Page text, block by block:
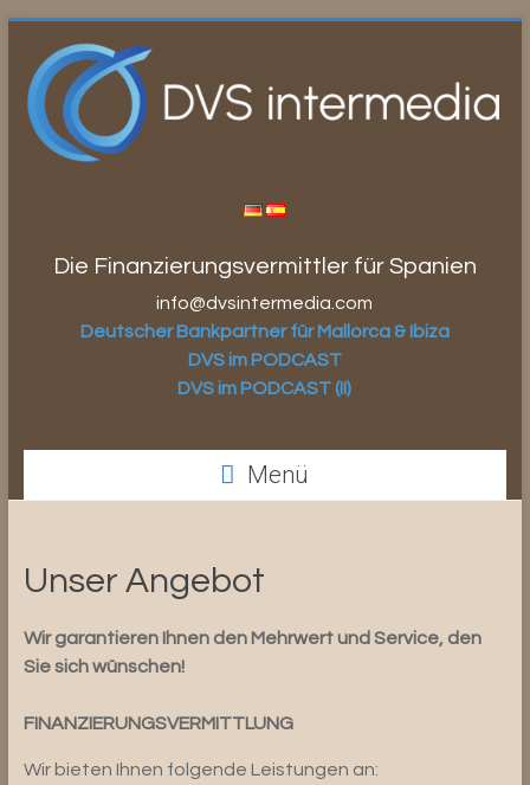
Inhalt
springen
Die Finanzierungsvermittler für Spanien
info@dvsintermedia.com
Deutscher Bankpartner für Mallorca & Ibiza
DVS im PODCAST
DVS im PODCAST (II)
Menü
Unser Angebot
Wir garantieren Ihnen den Mehrwert und Service, den
Sie sich wünschen!
FINANZIERUNGSVERMITTLUNG
Wir bieten Ihnen folgende Leistungen an: